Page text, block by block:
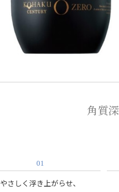
角質
01
やさしく浮き上がらせ、